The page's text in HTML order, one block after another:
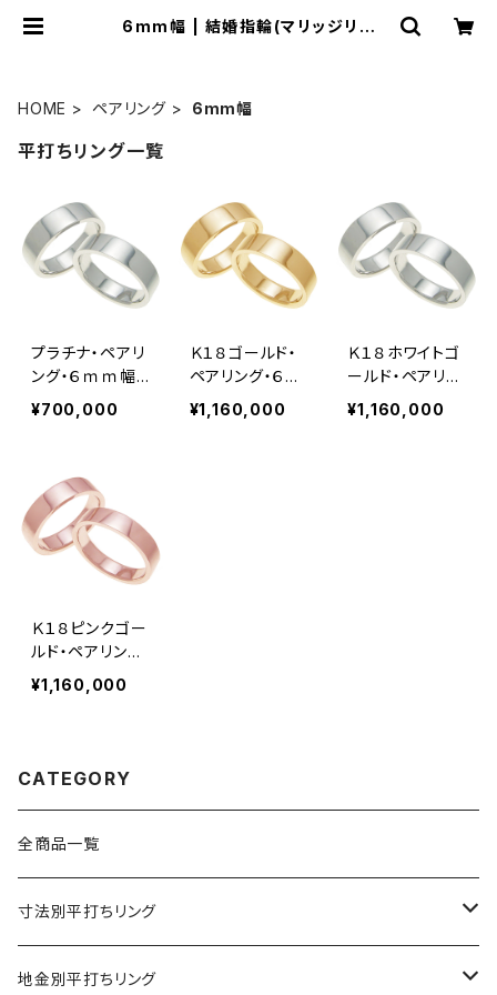
6mm幅 | 結婚指輪(マリッジリン
HOME ペアリング 6mm幅
平打ちリング一覧
プラチナ・ペアリ
ング・６ｍｍ幅・
平打ちリング
¥700,000
Ｋ１８ゴールド・
ペアリング・６ｍ
ｍ幅・平打ちリン
¥1,160,000
Ｋ１８ホワイトゴ
ールド・ペアリン
グ・６ｍｍ幅・平
打ちリング
¥1,160,000
Ｋ１８ピンクゴー
ルド・ペアリン
グ・６ｍｍ幅・平
打ちリング
¥1,160,000
CATEGORY
全商品一覧
寸法別平打ちリング
2mm幅
地金別平打ちリング